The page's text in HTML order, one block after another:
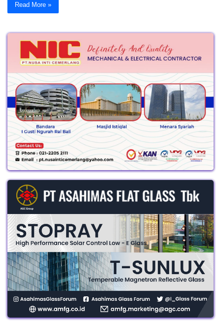
Read More »